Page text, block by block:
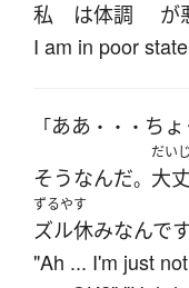
私 は体調 が
I am in poor
「ああ ・・・ ち
そうなんだ。
だい
大
ずるやす
ズル休みなんで
"Ah ... I'm just